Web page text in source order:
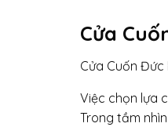
Cửa
Cửa Cuốn Đức
Việc chọn lựa
Trong tầm